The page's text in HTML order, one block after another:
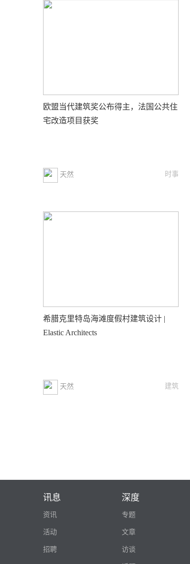
欧盟当代建筑奖公布得主，法国公共住
宅改造项目获奖
天然 时事
希腊克里特岛海滩度假村建筑设计 |
Elastic Architects
天然 建筑
讯息
资讯
活动
招聘
深度
专题
文章
访谈